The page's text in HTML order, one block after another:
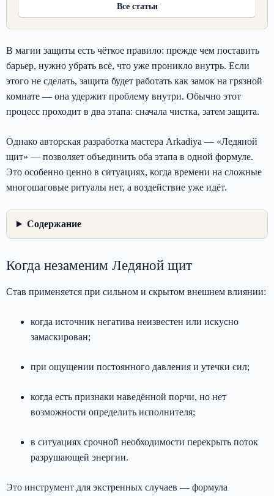
Все статьи
В магии защиты есть чёткое правило: прежде чем поставить
барьер, нужно убрать всё, что уже проникло внутрь. Если
этого не сделать, защита будет работать как замок на грязной
комнате — она удержит проблему внутри. Обычно этот
процесс проходит в два этапа: сначала чистка, затем защита.
Однако авторская разработка мастера Arkadiya — «Ледяной
щит» — позволяет объединить оба этапа в одной формуле.
Это особенно ценно в ситуациях, когда времени на сложные
многошаговые ритуалы нет, а воздействие уже идёт.
Содержание
Когда незаменим Ледяной щит
Став применяется при сильном и скрытом внешнем влиянии:
когда источник негатива неизвестен или искусно
замаскирован;
при ощущении постоянного давления и утечки сил;
когда есть признаки наведённой порчи, но нет
возможности определить исполнителя;
в ситуациях срочной необходимости перекрыть поток
разрушающей энергии.
Это инструмент для экстренных случаев — формула